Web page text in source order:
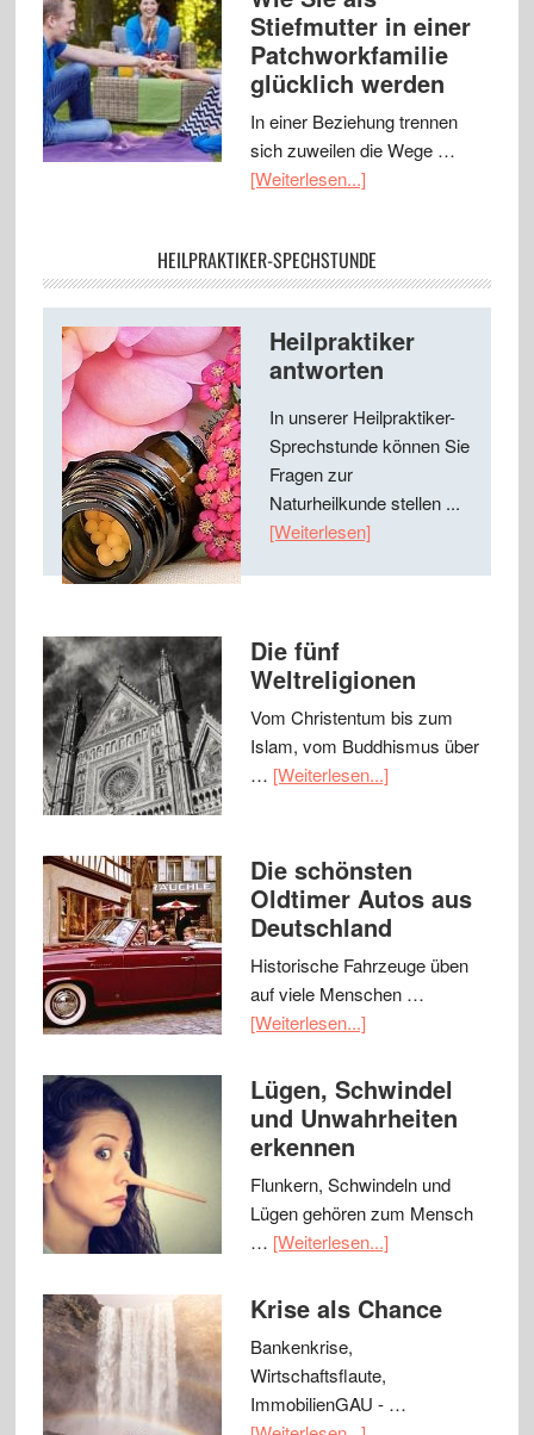
Stiefmutter in einer
Patchworkfamilie
glücklich werden
In einer Beziehung trennen
sich zuweilen die Wege …
[Weiterlesen...]
HEILPRAKTIKER-SPECHSTUNDE
Heilpraktiker
antworten
In unserer Heilpraktiker-
Sprechstunde können Sie
Fragen zur
Naturheilkunde stellen ...
[Weiterlesen]
Die fünf
Weltreligionen
Vom Christentum bis zum
Islam, vom Buddhismus über
… [Weiterlesen...]
Die schönsten
Oldtimer Autos aus
Deutschland
Historische Fahrzeuge üben
auf viele Menschen …
[Weiterlesen...]
Lügen, Schwindel
und Unwahrheiten
erkennen
Flunkern, Schwindeln und
Lügen gehören zum Mensch
… [Weiterlesen...]
Krise als Chance
Bankenkrise,
Wirtschaftsflaute,
ImmobilienGAU - …